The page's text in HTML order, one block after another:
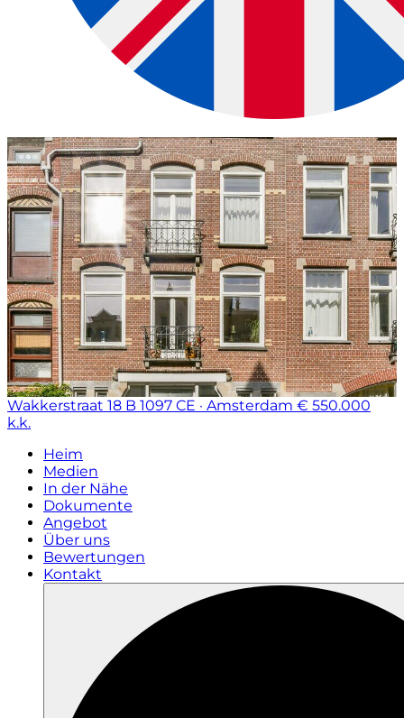
Wakkerstraat 18 B 1097 CE · Amsterdam € 550.000
k.k.
Heim
Medien
In der Nähe
Dokumente
Angebot
Über uns
Bewertungen
Kontakt